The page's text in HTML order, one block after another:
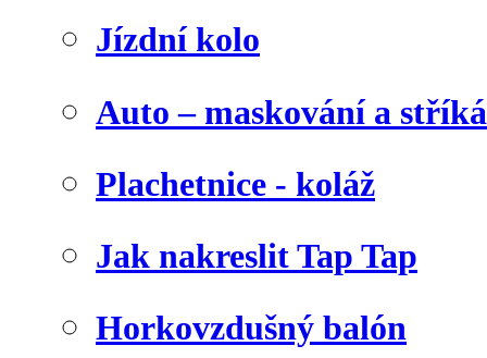
Jízdní kolo
Auto – maskování a
Plachetnice - koláž
Jak nakreslit Tap Tap
Horkovzdušný balón